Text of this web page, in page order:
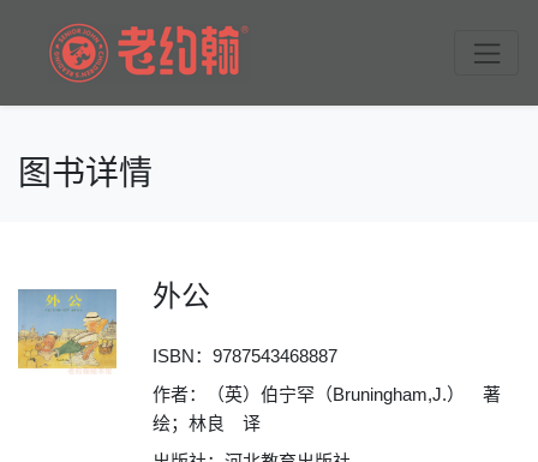
图书详情
外公
ISBN： 9787543468887
作者：（英）伯宁罕（Bruningham,J.） 著
绘；林良 译